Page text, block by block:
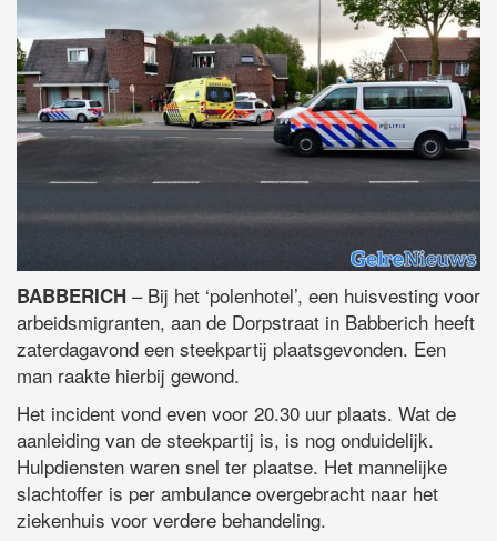
BABBERICH – Bij het ‘polenhotel’, een huisvesting voor
arbeidsmigranten, aan de Dorpstraat in Babberich heeft
zaterdagavond een steekpartij plaatsgevonden. Een
man raakte hierbij gewond.
Het incident vond even voor 20.30 uur plaats. Wat de
aanleiding van de steekpartij is, is nog onduidelijk.
Hulpdiensten waren snel ter plaatse. Het mannelijke
slachtoffer is per ambulance overgebracht naar het
ziekenhuis voor verdere behandeling.